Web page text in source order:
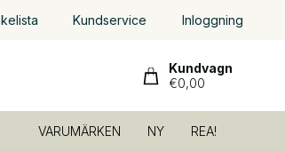
Kundservice Inloggning
Kundvagn
€0,00
VARUMÄRKEN NY REA!